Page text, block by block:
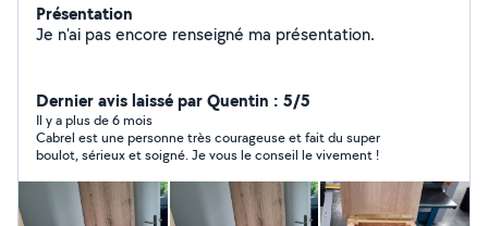
Présentation
Je n'ai pas encore renseigné ma présentation.
Dernier avis laissé par Quentin : 5/5
Il y a plus de 6 mois
Cabrel est une personne très courageuse et fait du super
boulot, sérieux et soigné. Je vous le conseil le vivement !